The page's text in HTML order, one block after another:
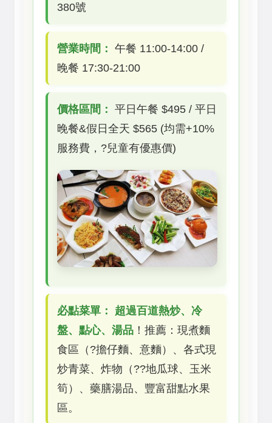
380號
營業時間： 午餐 11:00-14:00 /
晚餐 17:30-21:00
價格區間： 平日午餐 $495 / 平日
晚餐&假日全天 $565 (均需+10%
服務費，?兒童有優惠價)
必點菜單：
超過百道熱炒、冷
盤、點心、湯品 ！推薦：現煮麵
食區（?擔仔麵、意麵）、各式現
炒青菜、炸物（??地瓜球、玉米
筍）、藥膳湯品、豐富甜點水果
區。